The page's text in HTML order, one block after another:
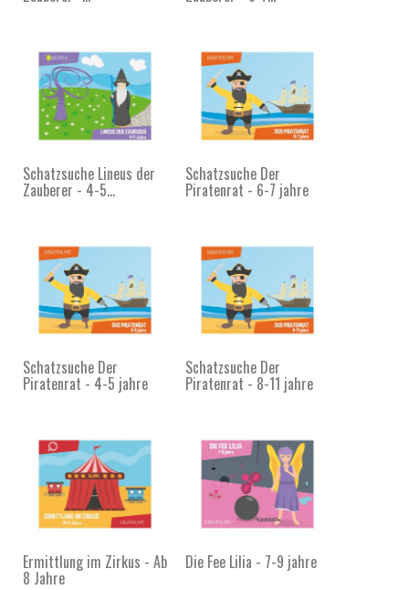
Schatzsuche Lineus der
Zauberer - 4-5...
Schatzsuche Der
Piratenrat - 6-7 jahre
Schatzsuche Der
Piratenrat - 4-5 jahre
Schatzsuche Der
Piratenrat - 8-11 jahre
Ermittlung im Zirkus - Ab
8 Jahre
Die Fee Lilia - 7-9 jahre